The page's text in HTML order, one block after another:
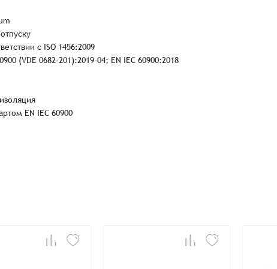
E-mail*
с ISO 1456:2009
(VDE 0682-201):2019-04; EN IEC 60900:2018
EN IEC 60900